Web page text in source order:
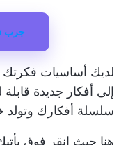
جرب ClickUp Brain الآن
لديك أساسيات فكرتك
إلى أفكار جديدة قابلة
سلسلة أفكارك وتولد
هنا حيث انقر فوق